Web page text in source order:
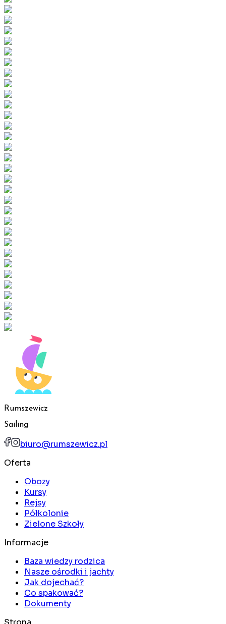
Rumszewicz
Sailing
biuro@rumszewicz.pl
Oferta
Obozy
Kursy
Rejsy
Półkolonie
Zielone Szkoły
Informacje
Baza wiedzy rodzica
Nasze ośrodki i jachty
Jak dojechać?
Co spakować?
Dokumenty